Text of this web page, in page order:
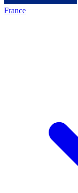
France